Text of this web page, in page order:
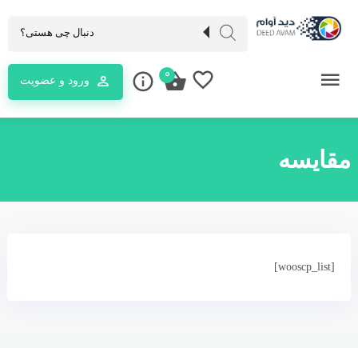
ورود و عضویت 0
مقایسه
[wooscp_list]